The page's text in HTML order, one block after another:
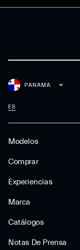
Modelos
Comprar
Experiencias
Marca
Catálogos
Notas De Prensa
PANAMA
ES